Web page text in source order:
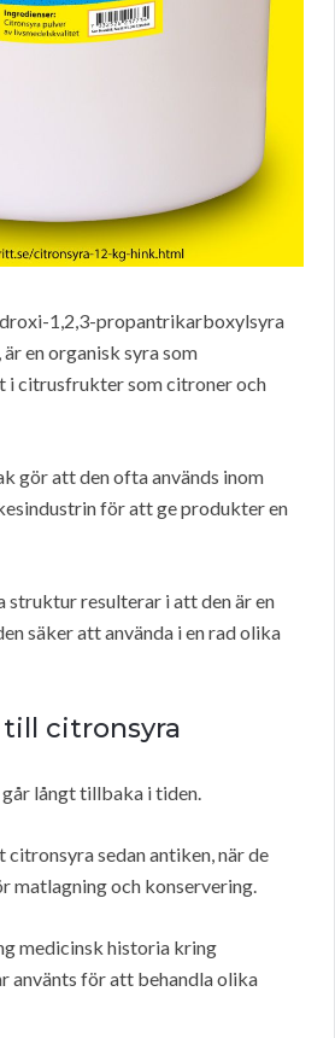
1,2,3-propantrikarboxylsyra
en organisk syra som
i citrusfrukter som citroner och
gör att den ofta används inom
för att ge produkter en
struktur resulterar i att den är en
säker att använda i en rad olika
citronsyra
långt tillbaka i tiden.
citronsyra sedan antiken, när de
matlagning och konservering.
medicinsk historia kring
använts för att behandla olika